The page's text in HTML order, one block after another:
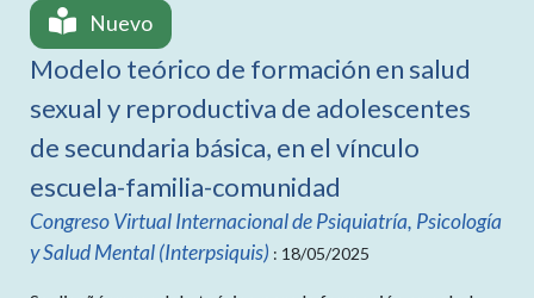
Nuevo
Modelo teórico de formación en salud
sexual y reproductiva de adolescentes
de secundaria básica, en el vínculo
escuela-familia-comunidad
Congreso Virtual Internacional de Psiquiatría, Psicología
y Salud Mental (Interpsiquis) : 18/05/2025